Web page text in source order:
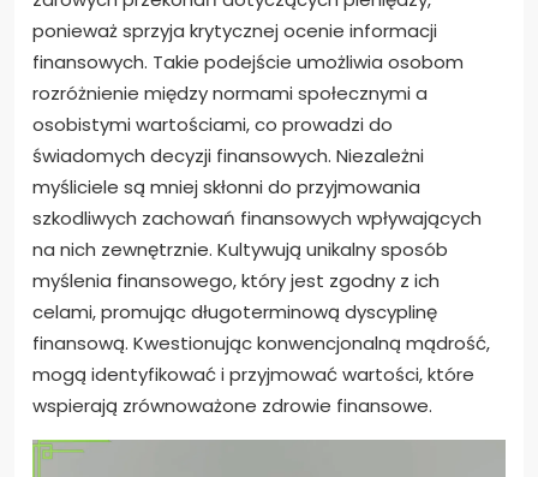
ponieważ sprzyja krytycznej ocenie informacji
finansowych. Takie podejście umożliwia osobom
rozróżnienie między normami społecznymi a
osobistymi wartościami, co prowadzi do
świadomych decyzji finansowych. Niezależni
myśliciele są mniej skłonni do przyjmowania
szkodliwych zachowań finansowych wpływających
na nich zewnętrznie. Kultywują unikalny sposób
myślenia finansowego, który jest zgodny z ich
celami, promując długoterminową dyscyplinę
finansową. Kwestionując konwencjonalną mądrość,
mogą identyfikować i przyjmować wartości, które
wspierają zrównoważone zdrowie finansowe.